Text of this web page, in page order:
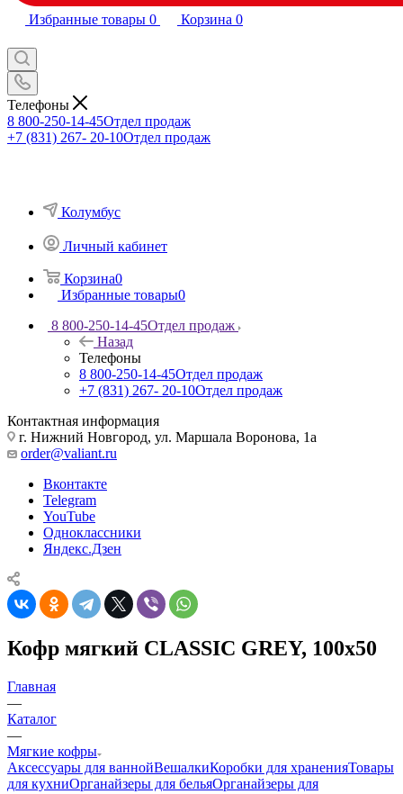
Избранные товары 0 Корзина 0
Телефоны
8 800-250-14-45Отдел продаж
+7 (831) 267- 20-10Отдел продаж
Колумбус
Личный кабинет
Корзина0
Избранные товары0
8 800-250-14-45Отдел продаж
Назад
Телефоны
8 800-250-14-45Отдел продаж
+7 (831) 267- 20-10Отдел продаж
Контактная информация
г. Нижний Новгород, ул. Маршала Воронова, 1а
order@valiant.ru
Вконтакте
Telegram
YouTube
Одноклассники
Яндекс.Дзен
Кофр мягкий CLASSIC GREY, 100х50
Главная
—
Каталог
—
Мягкие кофры
Аксессуары для ваннойВешалкиКоробки для храненияТовары
для кухниОрганайзеры для бельяОрганайзеры для